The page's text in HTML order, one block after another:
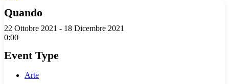
Quando
22 Ottobre 2021 - 18 Dicembre 2021
0:00
Event Type
Arte